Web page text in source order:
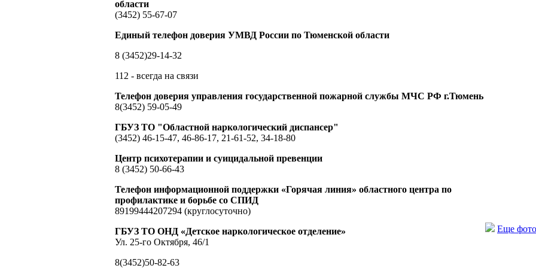
области
(3452) 55-67-07
Единый телефон доверия УМВД России по Тюменской области
8 (3452)29-14-32
112 - всегда на связи
Телефон доверия управления государственной пожарной службы МЧС РФ г.Тюмень
8(3452) 59-05-49
ГБУЗ ТО "Областной наркологический диспансер"
(3452) 46-15-47, 46-86-17, 21-61-52, 34-18-80
Центр психотерапии и суицидальной превенции
8 (3452) 50-66-43
Телефон информационной поддержки «Горячая линия» областного центра по
профилактике и борьбе со СПИД
89199444207294 (круглосуточно)
ГБУЗ ТО ОНД «Детское наркологическое отделение»
Ул. 25-го Октября, 46/1
8(3452)50-82-63
Еще